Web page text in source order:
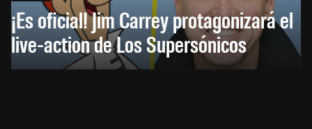
¡Es oficial! Jim Carrey protagonizará el
live-action de Los Supersónicos